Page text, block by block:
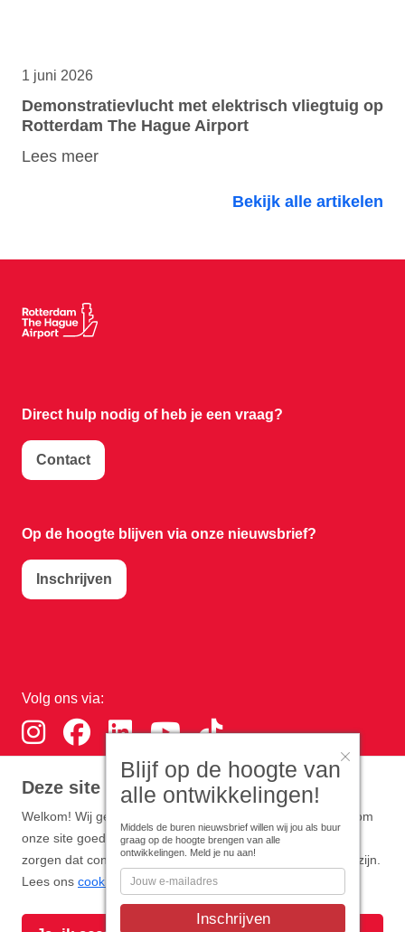
Deze site gebruikt cookies
Welkom! Wij gebruiken functionele en analytische cookies om
onze site goed te laten werken. Optioneel zijn cookies die
zorgen dat content en advertenties zo persoonlijk mogelijk zijn.
Lees ons cookiebeleid.
1 juni 2026
Demonstratievlucht met elektrisch vliegtuig op
Rotterdam The Hague Airport
Lees meer
Bekijk alle artikelen
Direct hulp nodig ofheb je een vraag?
Contact
Op de hoogte blijven via onze nieuwsbrief?
Inschrijven
Volg ons via:
Download de RTHA app:
Blijf op de hoogte van
alle ontwikkelingen!
Middels de buren nieuwsbrief willen wij jou als buur
graag op de hoogte brengen van alle
ontwikkelingen. Meld je nu aan!